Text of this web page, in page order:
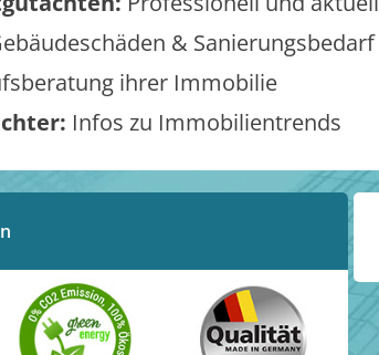
& Sanierungsbedarf
ihrer Immobilie
Infos zu Immobilientrends